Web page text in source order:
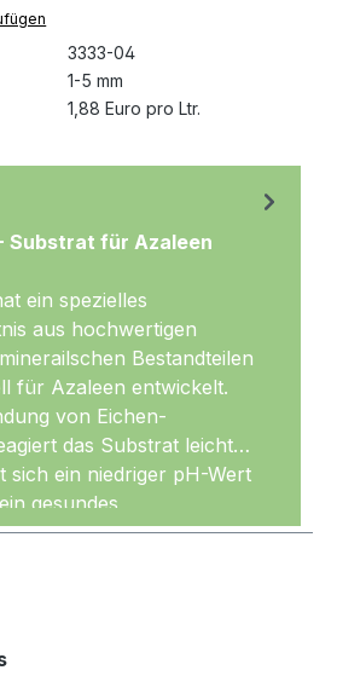
3333-04
1-5 mm
1,88 Euro pro Ltr.
Substrat für Azaleen
ein spezielles
aus hochwertigen
Bestandteilen
für Azaleen entwickelt.
von Eichen-
das Substrat leicht
sich ein niedriger pH-Wert
gesundes
sehr förderlich.
Lehmgranulat
90er Jahren in den